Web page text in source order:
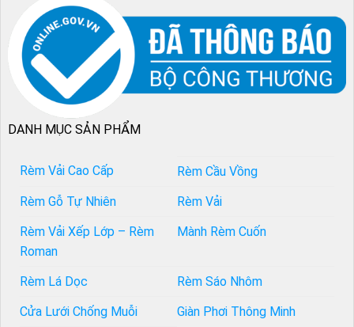
DANH MỤC SẢN PHẨM
Rèm Vải Cao Cấp
Rèm Cầu Vồng
Rèm Gỗ Tự Nhiên
Rèm Vải
Rèm Vải Xếp Lớp – Rèm
Roman
Mành Rèm Cuốn
Rèm Lá Dọc
Rèm Sáo Nhôm
Cửa Lưới Chống Muỗi
Giàn Phơi Thông Minh